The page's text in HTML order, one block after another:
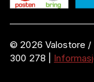
©2026 Valostore /
300 278